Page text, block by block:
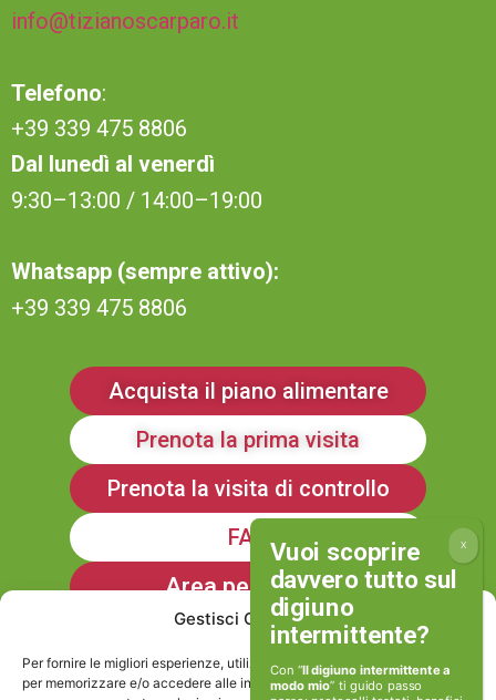
Gestisci Consenso
Per fornire le migliori esperienze, utilizziamo tecnologie come i cookie
per memorizzare e/o accedere alle informazioni del dispositivo. Il
info@tizianoscarparo.it
Telefono:
+39 339 475 8806
Dal lunedì al venerdì
9:30–13:00 / 14:00–19:00
Whatsapp (sempre attivo):
+39 339 475 8806
Acquista il piano alimentare
Prenota la prima visita
Prenota la visita di controllo
FAQ
Area personale
Iscriviti alla Newsletter
Con “Il digiuno intermittente a
modo mio” ti guido passo